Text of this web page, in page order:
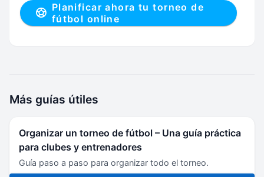
Planificar ahora tu torneo de
fútbol online
Más guías útiles
Organizar un torneo de fútbol – Una guía práctica
para clubes y entrenadores
Guía paso a paso para organizar todo el torneo.